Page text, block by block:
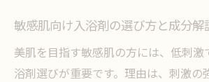
敏感肌向け入浴剤の選び方と成分解
美肌を目指す敏感肌の方には、低刺激
浴剤選びが重要です。理由は、刺激の